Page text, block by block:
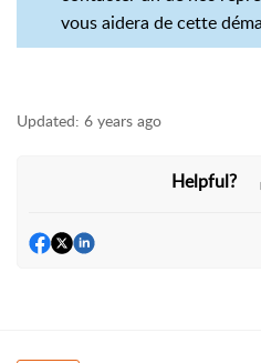
vous aidera de cette
Updated: 6 years ago
Helpful?